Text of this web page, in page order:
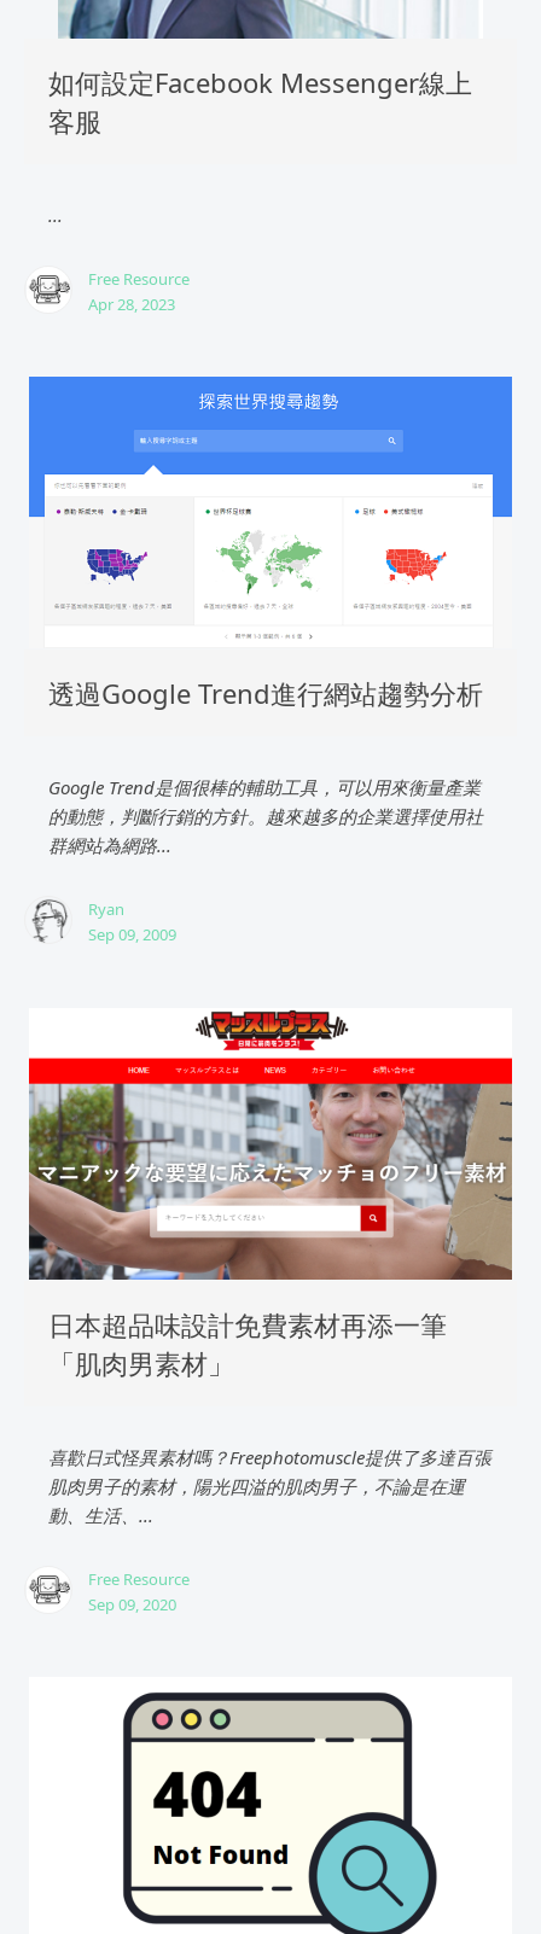
如何設定Facebook Messenger線上
客服
...
Free Resource
Apr 28, 2023
透過Google Trend進行網站趨勢分析
Google Trend是個很棒的輔助工具，可以用來衡量產業
的動態，判斷行銷的方針。越來越多的企業選擇使用社
群網站為網路...
Ryan
Sep 09, 2009
日本超品味設計免費素材再添一筆
「肌肉男素材」
喜歡日式怪異素材嗎？Freephotomuscle提供了多達百張
肌肉男子的素材，陽光四溢的肌肉男子，不論是在運
動、生活、...
Free Resource
Sep 09, 2020